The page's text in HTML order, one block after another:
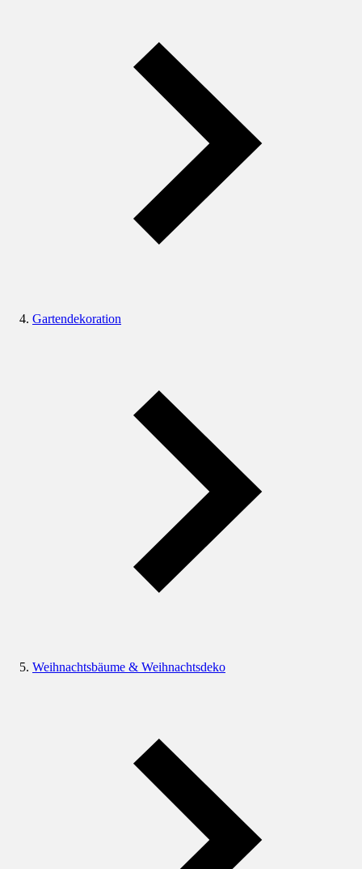
Gartendekoration
Weihnachtsbäume & Weihnachtsdeko